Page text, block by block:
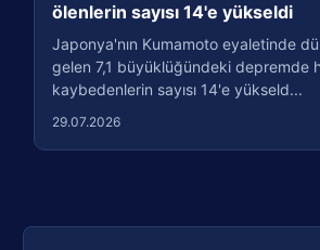
ölenlerin sayısı 14'e yükseldi
Japonya'nın Kumamoto eyaletinde
gelen 7,1 büyüklüğündeki depremde
kaybedenlerin sayısı 14'e yükseld...
29.07.2026